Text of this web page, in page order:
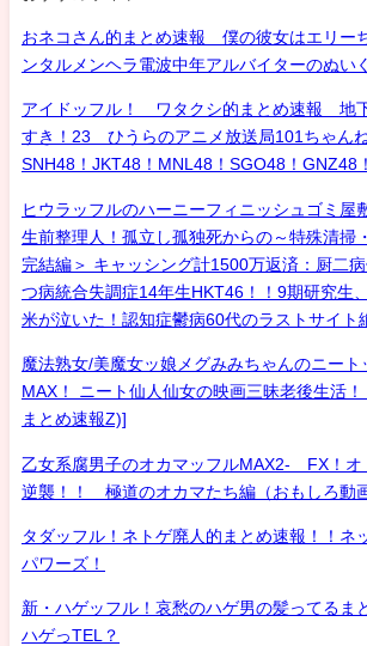
おネコさん的まとめ速報 僕の彼女はエリー
ンタルメンヘラ電波中年アルバイターのぬい
アイドッフル！ ワタクシ的まとめ速報 地
すき！23 ひうらのアニメ放送局101ちゃん
SNH48！JKT48！MNL48！SGO48！GNZ48
ヒウラッフルのハーニーフィニッシュゴミ屋
生前整理人！孤立し孤独死からの～特殊清掃
完結編＞ キャッシング計1500万返済：厨二
つ病統合失調症14年生HKT46！！9期研究生
米が泣いた！認知症鬱病60代のラストサイト
魔法熟女/美魔女ッ娘メグみみちゃんのニート
MAX！ ニート仙人仙女の映画三昧老後生活
まとめ速報Z)]
乙女系腐男子のオカマッフルMAX2- FX！オ
逆襲！！ 極道のオカマたち編（おもしろ動
タダッフル！ネトゲ廃人的まとめ速報！！ネ
パワーズ！
新・ハゲッフル！哀愁のハゲ男の髪ってるま
ハゲっTEL？